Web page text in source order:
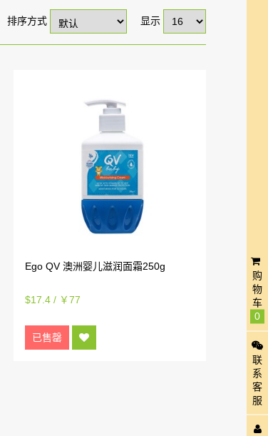
购
物
车
0
联
系
客
服
排序方式 显示
Ego QV 澳洲婴儿滋润面霜250g
$17.4 / ￥77
已售罄